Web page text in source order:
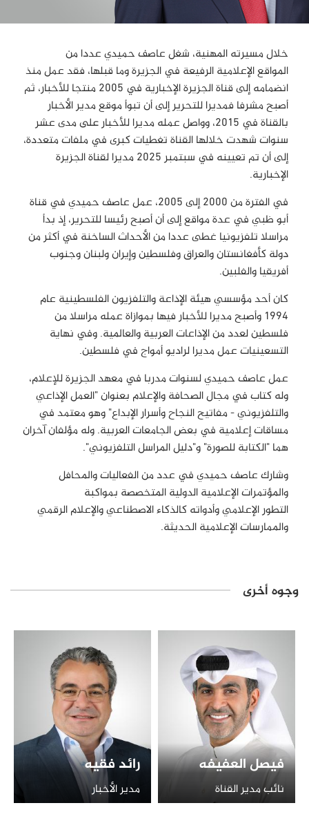
خلال مسيرته المهنية، شغل عاصف حميدي عددا من
المواقع الإعلامية الرفيعة في الجزيرة وما قبلها، فقدعمل منذ
انضمامه إلى قناة الجزيرة الإخبارية في 2005 منتجا للأخبار، ثم
أصبح مشرفا فمديرا للتحرير إلى أن تبوأ موقع مدير الأخبار
بالقناة في 2015، وواصل عمله مديرا للأخبار على مدى عشر
سنوات شهدت خلالها القناة تغطيات كبرى في ملفات متعددة،
إلى أن تم تعيينه في سبتمبر 2025 مديرا لقناة الجزيرة
الإخبارية.
في الفترة من 2000 إلى 2005، عمل عاصف حميدي في قناة
أبو ظبي في عدة مواقع إلى أن أصبح رئيسا للتحرير، إذ بدأ
مراسلا تلفزيونيا غطى عددا من الأحداث الساخنة في أكثر من
دولة كأفغانستان والعراق وفلسطين وإيران ولبنان وجنوب
أفريقيا والفلبين.
كان أحد مؤسسي هيئة الإذاعة والتلفزيون الفلسطينية عام
1994 وأصبح مديرا للأخبار فيها بموازاة عمله مراسلا من
فلسطين لعدد من الإذاعات العربية والعالمية. وفي نهاية
التسعينيات عمل مديرا لراديو أمواج في فلسطين.
عمل عاصف حميدي لسنوات مدربا في معهد الجزيرة للإعلام،
وله كتاب في مجال الصحافة والإعلام بعنوان "العمل الإذاعي
والتلفزيوني - مفاتيح النجاح وأسرار الإبداع" وهو معتمد في
مساقات إعلامية في بعض الجامعات العربية. وله مؤلفان آخران
هما "الكتابة للصورة" و"دليل المراسل التلفزيوني".
وشارك عاصف حميدي في عدد من الفعاليات والمحافل
والمؤتمرات الإعلامية الدولية المتخصصة بمواكبة
التطور الإعلامي وأدواته كالذكاء الاصطناعي والإعلام الرقمي
والممارسات الإعلامية الحديثة.
وجوه أخرى
رائد فقيه
مدير الأخبار
فيصل العفيفه
نائب مدير القناة